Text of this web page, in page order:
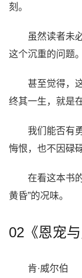
刻。
虽然读者未
这个沉重的问题。
甚至觉得，
终其一生，就是
我们能否有
悔恨，也不因碌
在看这本书
黄昏”的况味。
02《恩宠与
肯·威尔伯